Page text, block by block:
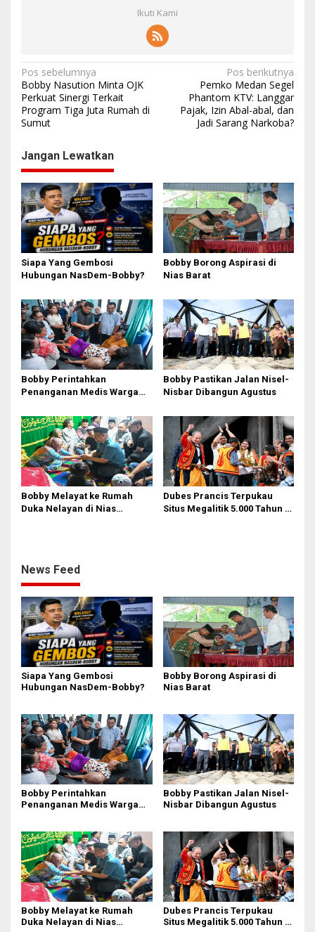
Ikuti Kami
N
a
v
g
a
s
i
p
o
s
Pos sebelumnya
Bobby Nasution Minta OJK
Perkuat Sinergi Terkait
Program Tiga Juta Rumah di
Sumut
Pos berikutnya
Pemko Medan Segel
Phantom KTV: Langgar
Pajak, Izin Abal-abal, dan
Jadi Sarang Narkoba?
Jangan Lewatkan
Siapa Yang Gembosi
Hubungan NasDem-Bobby?
Bobby Borong Aspirasi di
Nias Barat
Bobby Perintahkan
Penanganan Medis Warga
Bobby Pastikan Jalan Nisel-
Nisbar Dibangun Agustus
Bobby Melayat ke Rumah
Duka Nelayan di Nias
Dubes Prancis Terpukau
Situs Megalitik 5.000 Tahun di
News Feed
Siapa Yang Gembosi
Hubungan NasDem-Bobby?
Bobby Borong Aspirasi di
Nias Barat
Bobby Perintahkan
Penanganan Medis Warga
Bobby Pastikan Jalan Nisel-
Nisbar Dibangun Agustus
Bobby Melayat ke Rumah
Duka Nelayan di Nias
Dubes Prancis Terpukau
Situs Megalitik 5.000 Tahun di